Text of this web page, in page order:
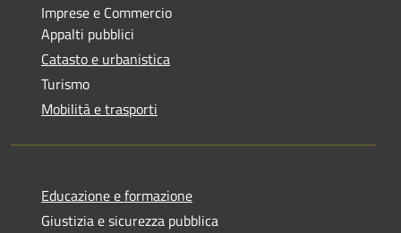
Imprese e Commercio
Appalti pubblici
Catasto e urbanistica
Turismo
Mobilità e trasporti
Educazione e formazione
Giustizia e sicurezza pubblica